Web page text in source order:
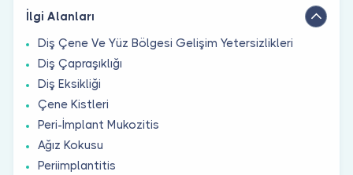
İlgi Alanları
Diş Çene Ve Yüz Bölgesi Gelişim Yetersizlikleri
Diş Çapraşıklığı
Diş Eksikliği
Çene Kistleri
Peri-İmplant Mukozitis
Ağız Kokusu
Periimplantitis